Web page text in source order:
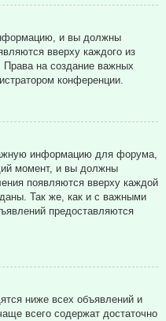
и вы должны
вверху каждого из
на создание важных
конференции.
информацию для форума,
момент, и вы должны
появляются вверху каждой
Так же, как и с важными
предоставляются
ниже всех объявлений и
всего содержат достаточно